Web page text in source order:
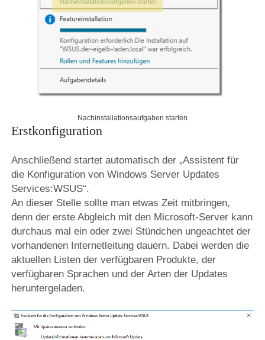
Nachinstallationsaufgaben starten
Erstkonfiguration
Anschließend startet automatisch der „Assistent für
die Konfiguration von Windows Server Updates
Services:WSUS“.
An dieser Stelle sollte man etwas Zeit mitbringen,
denn der erste Abgleich mit den Microsoft-Server kann
durchaus mal ein oder zwei Stündchen ungeachtet der
vorhandenen Internetleitung dauern. Dabei werden die
aktuellen Listen der verfügbaren Produkte, der
verfügbaren Sprachen und der Arten der Updates
heruntergeladen.